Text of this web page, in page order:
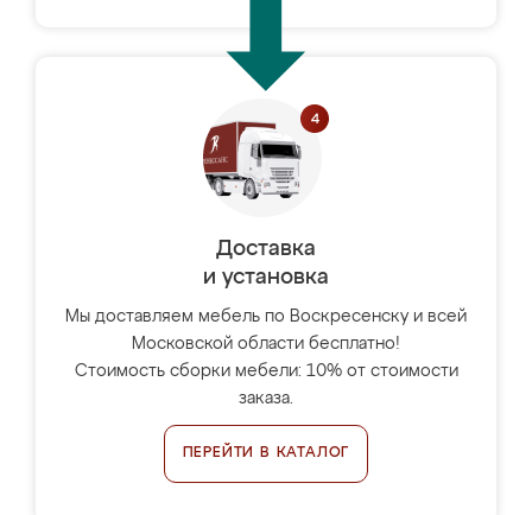
Доставка
и установка
Мы доставляем мебель по Воскресенску и всей
Московской области бесплатно!
Стоимость сборки мебели: 10% от стоимости
заказа.
ПЕРЕЙТИ В КАТАЛОГ